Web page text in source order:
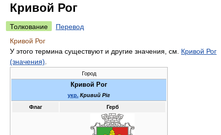
Кривой Рог
Толкование
Перевод
Кривой Рог
У этого термина существуют и другие значения, см. Кривой Рог
(значения)
Город
Кривой Рог
укр. Кривий Ріг
Флаг
Герб